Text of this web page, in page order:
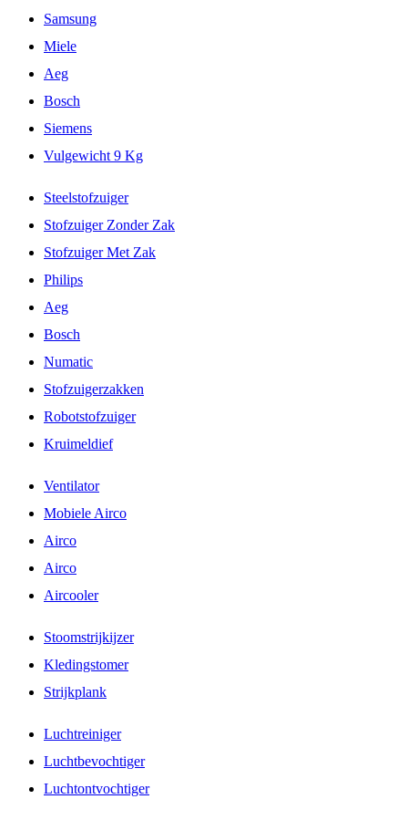
Samsung
Miele
Aeg
Bosch
Siemens
Vulgewicht 9 Kg
Steelstofzuiger
Stofzuiger Zonder Zak
Stofzuiger Met Zak
Philips
Aeg
Bosch
Numatic
Stofzuigerzakken
Robotstofzuiger
Kruimeldief
Ventilator
Mobiele Airco
Airco
Airco
Aircooler
Stoomstrijkijzer
Kledingstomer
Strijkplank
Luchtreiniger
Luchtbevochtiger
Luchtontvochtiger